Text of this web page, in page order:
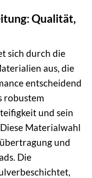
Qualität,
sich durch die
aus, die
entscheidend
robustem
und sein
Materialwahl
und
Die